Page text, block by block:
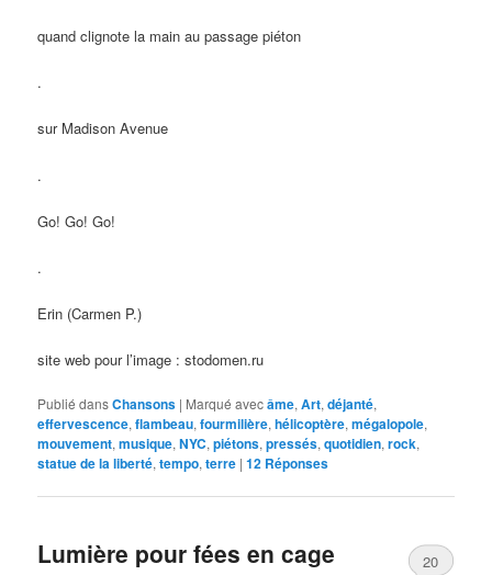
quand clignote la main au passage piéton
.
sur Madison Avenue
.
Go! Go! Go!
.
Erin (Carmen P.)
site web pour l’image : stodomen.ru
Publié dansChansons | Marqué avecâme,Art,déjanté,
effervescence,flambeau,fourmilière,hélicoptère,mégalopole,
mouvement,musique,NYC,piétons,pressés,quotidien,rock,
statue de la liberté,tempo,terre |12 Réponses
Lumière pour fées en cage 20